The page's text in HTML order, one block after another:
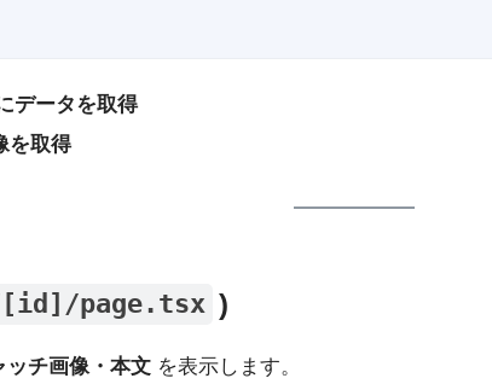
データを取得
を取得
[id]/page.tsx )
ッチ画像・本文 を表示します。